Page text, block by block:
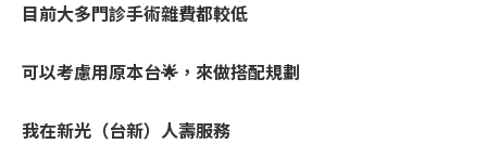
目前大多門診手術雜費都較低
可以考慮用原本台🌟，來做搭配規劃
我在新光（台新）人壽服務